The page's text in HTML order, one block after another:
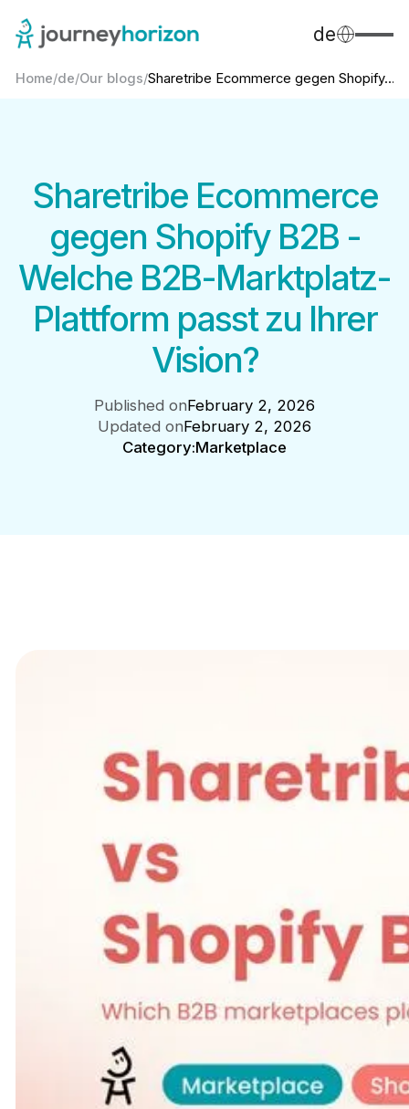
de
Home/de/Our blogs/Sharetribe Ecommerce gegen Shopify...
Sharetribe Ecommerce
gegen Shopify B2B -
Welche B2B-Marktplatz-
Plattform passt zu Ihrer
Vision?
Published onFebruary 2, 2026
Updated onFebruary 2, 2026
Category:Marketplace